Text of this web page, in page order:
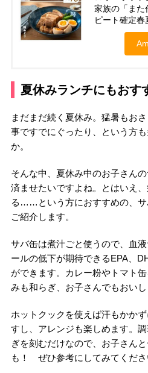
家族の「また
ピート確定春
夏休みランチにもおす
まだまだ続く夏休み。猛暑もお
事ですでにぐったり、という方
か。
そんな中、夏休み中のお子さん
済ませたいですよね。とはいえ
る……という方におすすめの、サ
ご紹介します。
サバ缶は煮汁ごと使うので、血
ールの低下が期待できるEPA、
ができます。カレー粉やトマト
みも和らぎ、お子さんでもおい
ホットクックを使えば汗もかか
すし、アレンジも楽しめます。
ぎを刻むだけなので、お子さん
も！ ぜひ参考にしてみてくださ